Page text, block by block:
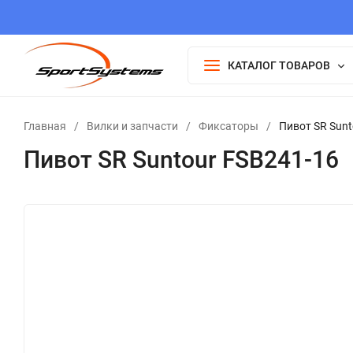
КАТАЛОГ ТОВАРОВ
Главная / Вилки и запчасти / Фиксаторы / Пивот SR
Пивот SR Suntour FSB241-16